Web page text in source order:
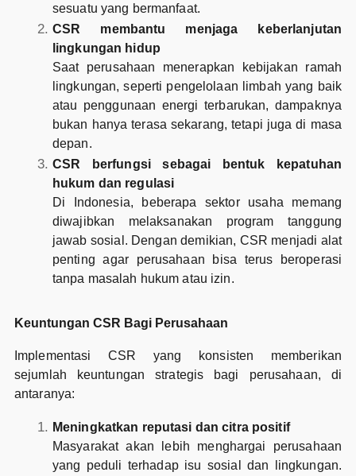
sesuatu yang bermanfaat.
CSR membantu menjaga keberlanjutan
lingkungan hidup
Saat perusahaan menerapkan kebijakan ramah
lingkungan, seperti pengelolaan limbah yang baik
atau penggunaan energi terbarukan, dampaknya
bukan hanya terasa sekarang, tetapi juga di masa
depan.
CSR berfungsi sebagai bentuk kepatuhan
hukum dan regulasi
Di Indonesia, beberapa sektor usaha memang
diwajibkan melaksanakan program tanggung
jawab sosial. Dengan demikian, CSR menjadi alat
penting agar perusahaan bisa terus beroperasi
tanpa masalah hukum atau izin.
Keuntungan CSR Bagi Perusahaan
Implementasi CSR yang konsisten memberikan
sejumlah keuntungan strategis bagi perusahaan, di
antaranya:
Meningkatkan reputasi dan citra positif
Masyarakat akan lebih menghargai perusahaan
yang peduli terhadap isu sosial dan lingkungan.